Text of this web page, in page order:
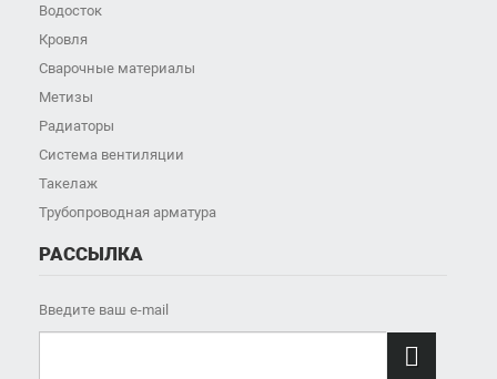
Водосток
Кровля
Сварочные материалы
Метизы
Радиаторы
Система вентиляции
Такелаж
Трубопроводная арматура
РАССЫЛКА
Введите ваш e-mail
